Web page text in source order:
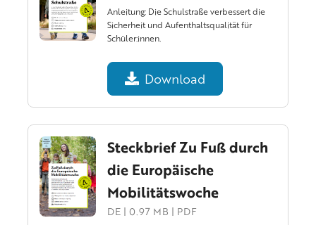
Anleitung: Die Schulstraße verbessert die
Sicherheit und Aufenthaltsqualität für
Schüler:innen.
Download
Steckbrief Zu Fuß durch
die Europäische
Mobilitätswoche
DE | 0.97 MB | PDF